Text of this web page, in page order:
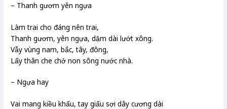
– Thanh gươm yên ngựa
Làm trai cho đáng nên trai,
Thanh gươm, yên ngựa, dặm dài lướt xông.
Vẫy vùng nam, bắc, tây, đông,
Lấy thân che chở non sông nước nhà.
– Ngựa hay
Vai mang kiều khấu, tay giấu sợi dây cương dài